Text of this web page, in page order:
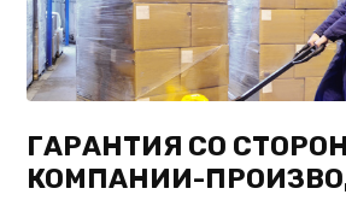
ГАРАНТИЯ СО
КОМПАНИИ-